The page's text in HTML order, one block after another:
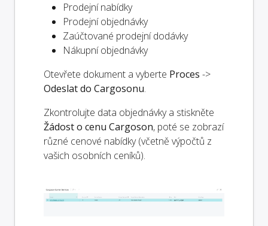
Prodejní nabídky
Prodejní objednávky
Zaúčtované prodejní dodávky
Nákupní objednávky
Otevřete dokument a vyberte Proces ->
Odeslat do Cargosonu.
Zkontrolujte data objednávky a stiskněte
Žádost o cenu Cargoson, poté se zobrazí
různé cenové nabídky (včetně výpočtů z
vašich osobních ceníků).